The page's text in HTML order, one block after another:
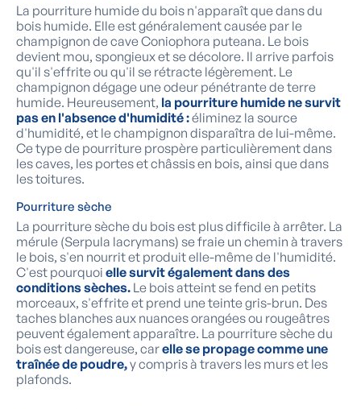
La pourriture humide du bois n'apparaît que dans du
bois humide. Elle est généralement causée par le
champignon de cave Coniophora puteana. Le bois
devient mou, spongieux et se décolore. Il arrive parfois
qu'il s'effrite ou qu'il se rétracte légèrement. Le
champignon dégage une odeur pénétrante de terre
humide. Heureusement, la pourriture humide ne survit
pas en l'absence d'humidité :éliminez la source
d'humidité, et le champignon disparaîtra de lui-même.
Ce type de pourriture prospère particulièrement dans
les caves, les portes et châssis en bois, ainsi que dans
les toitures.
Pourriture sèche
La pourriture sèche du bois est plus difficile à arrêter. La
mérule (Serpula lacrymans) se fraie un chemin à travers
le bois, s'en nourrit et produit elle-même de l'humidité.
C'est pourquoi elle survit également dans des
conditions sèches. Le bois atteint se fend en petits
morceaux, s'effrite et prend une teinte gris-brun. Des
taches blanches aux nuances orangées ou rougeâtres
peuvent également apparaître. La pourriture sèche du
bois est dangereuse, carelle se propage comme une
traînée de poudre,y compris à travers les murs et les
plafonds.